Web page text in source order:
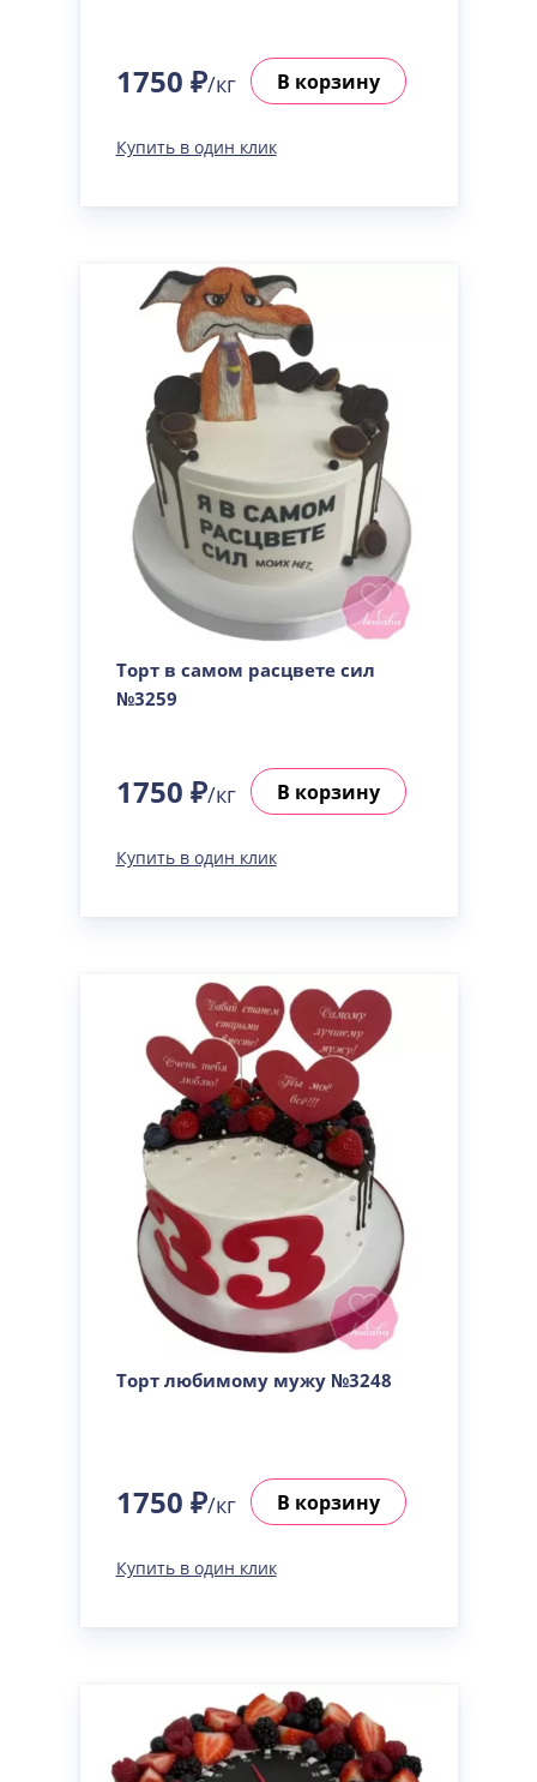
1750 ₽/кг В корзину
Купить в один клик
Торт в самом расцвете сил
№3259
1750 ₽/кг В корзину
Купить в один клик
Торт любимому мужу №3248
1750 ₽/кг В корзину
Купить в один клик